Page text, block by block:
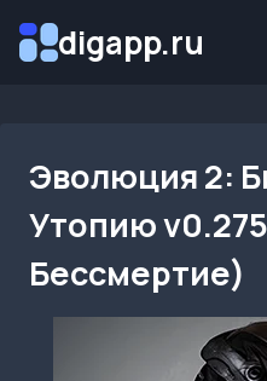
digapp.ru
Эволюция 2:
Утопию
Бессмертие)